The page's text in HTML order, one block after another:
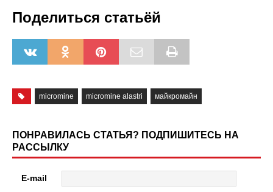
Поделиться статьёй
micromine micromine alastri майкромайн
ПОНРАВИЛАСЬ СТАТЬЯ? ПОДПИШИТЕСЬ НА
РАССЫЛКУ
E-mail